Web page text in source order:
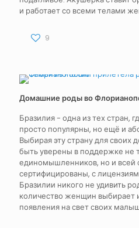
и работает со всеми телами
9
Домашние роды во
Бразилия - одна из тех стран,
просто популярны, но ещё и
Выбирая эту страну для
быть уверены в поддержке не
единомышленников, но и всей
сертифицированы, с
Бразилии никого не удивить
количество женщин выбирает
появления на свет своих